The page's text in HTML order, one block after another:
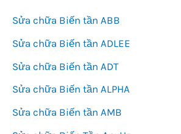
Sửa chữa Biến tần ABB
Sửa chữa Biến tần ADLEE
Sửa chữa Biến tần ADT
Sửa chữa Biến tần ALPHA
Sửa chữa Biến tần AMB